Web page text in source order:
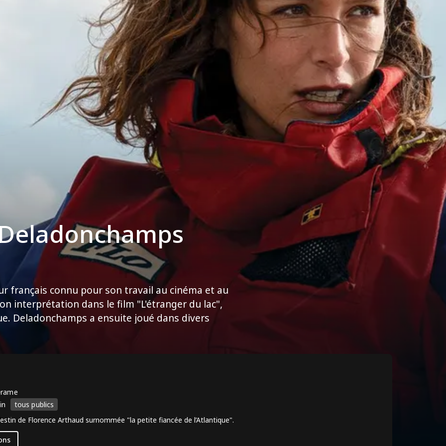
français connu pour son travail au cinéma et au
interprétation dans le film "L'étranger du lac",
Deladonchamps a ensuite joué dans divers
"Sorry Angel". Bien qu'il n'ait pas reçu de
sa polyvalence en ont fait un acteur respecté de
tous publics
de Florence Arthaud surnommée "la petite fiancée de l’Atlantique".